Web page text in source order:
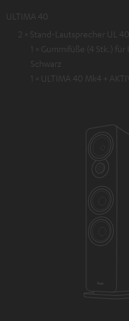
ULTIMA 40
2 × Stand-Lautsprecher UL
1 × Gummifüße (4 Stk.)
Schwarz
1 × ULTIMA 40 Mk4 +